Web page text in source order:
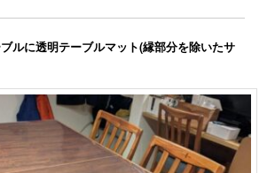
ルに透明テーブルマット(縁部分を除いたサ